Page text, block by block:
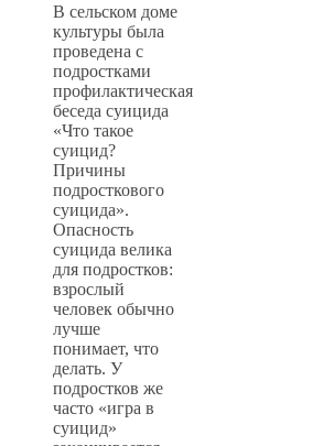
В сельском доме
культуры была
проведена с
подростками
профилактическая
беседа суицида
«Что такое
суицид?
Причины
подросткового
суицида».
Опасность
суицида велика
для подростков:
взрослый
человек обычно
лучше
понимает, что
делать. У
подростков же
часто «игра в
суицид»